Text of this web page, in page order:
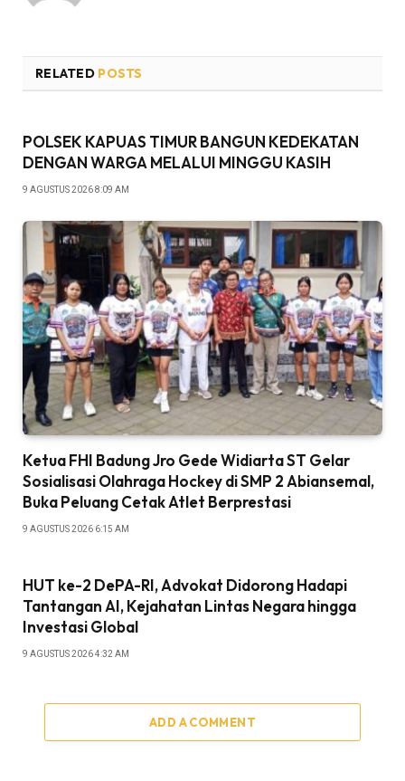
RELATED POSTS
POLSEK KAPUAS TIMUR BANGUN KEDEKATAN
DENGAN WARGA MELALUI MINGGU KASIH
9 AGUSTUS 2026 8:09 AM
Ketua FHI Badung Jro Gede Widiarta ST Gelar
Sosialisasi Olahraga Hockey di SMP 2 Abiansemal,
Buka Peluang Cetak Atlet Berprestasi
9 AGUSTUS 2026 6:15 AM
HUT ke-2 DePA-RI, Advokat Didorong Hadapi
Tantangan AI, Kejahatan Lintas Negara hingga
Investasi Global
9 AGUSTUS 2026 4:32 AM
ADD A COMMENT